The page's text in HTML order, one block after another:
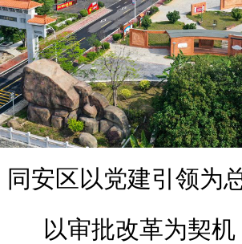
同安区以党建引领为
以审批改革为契机